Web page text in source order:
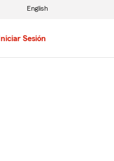
Iniciar Sesión
English